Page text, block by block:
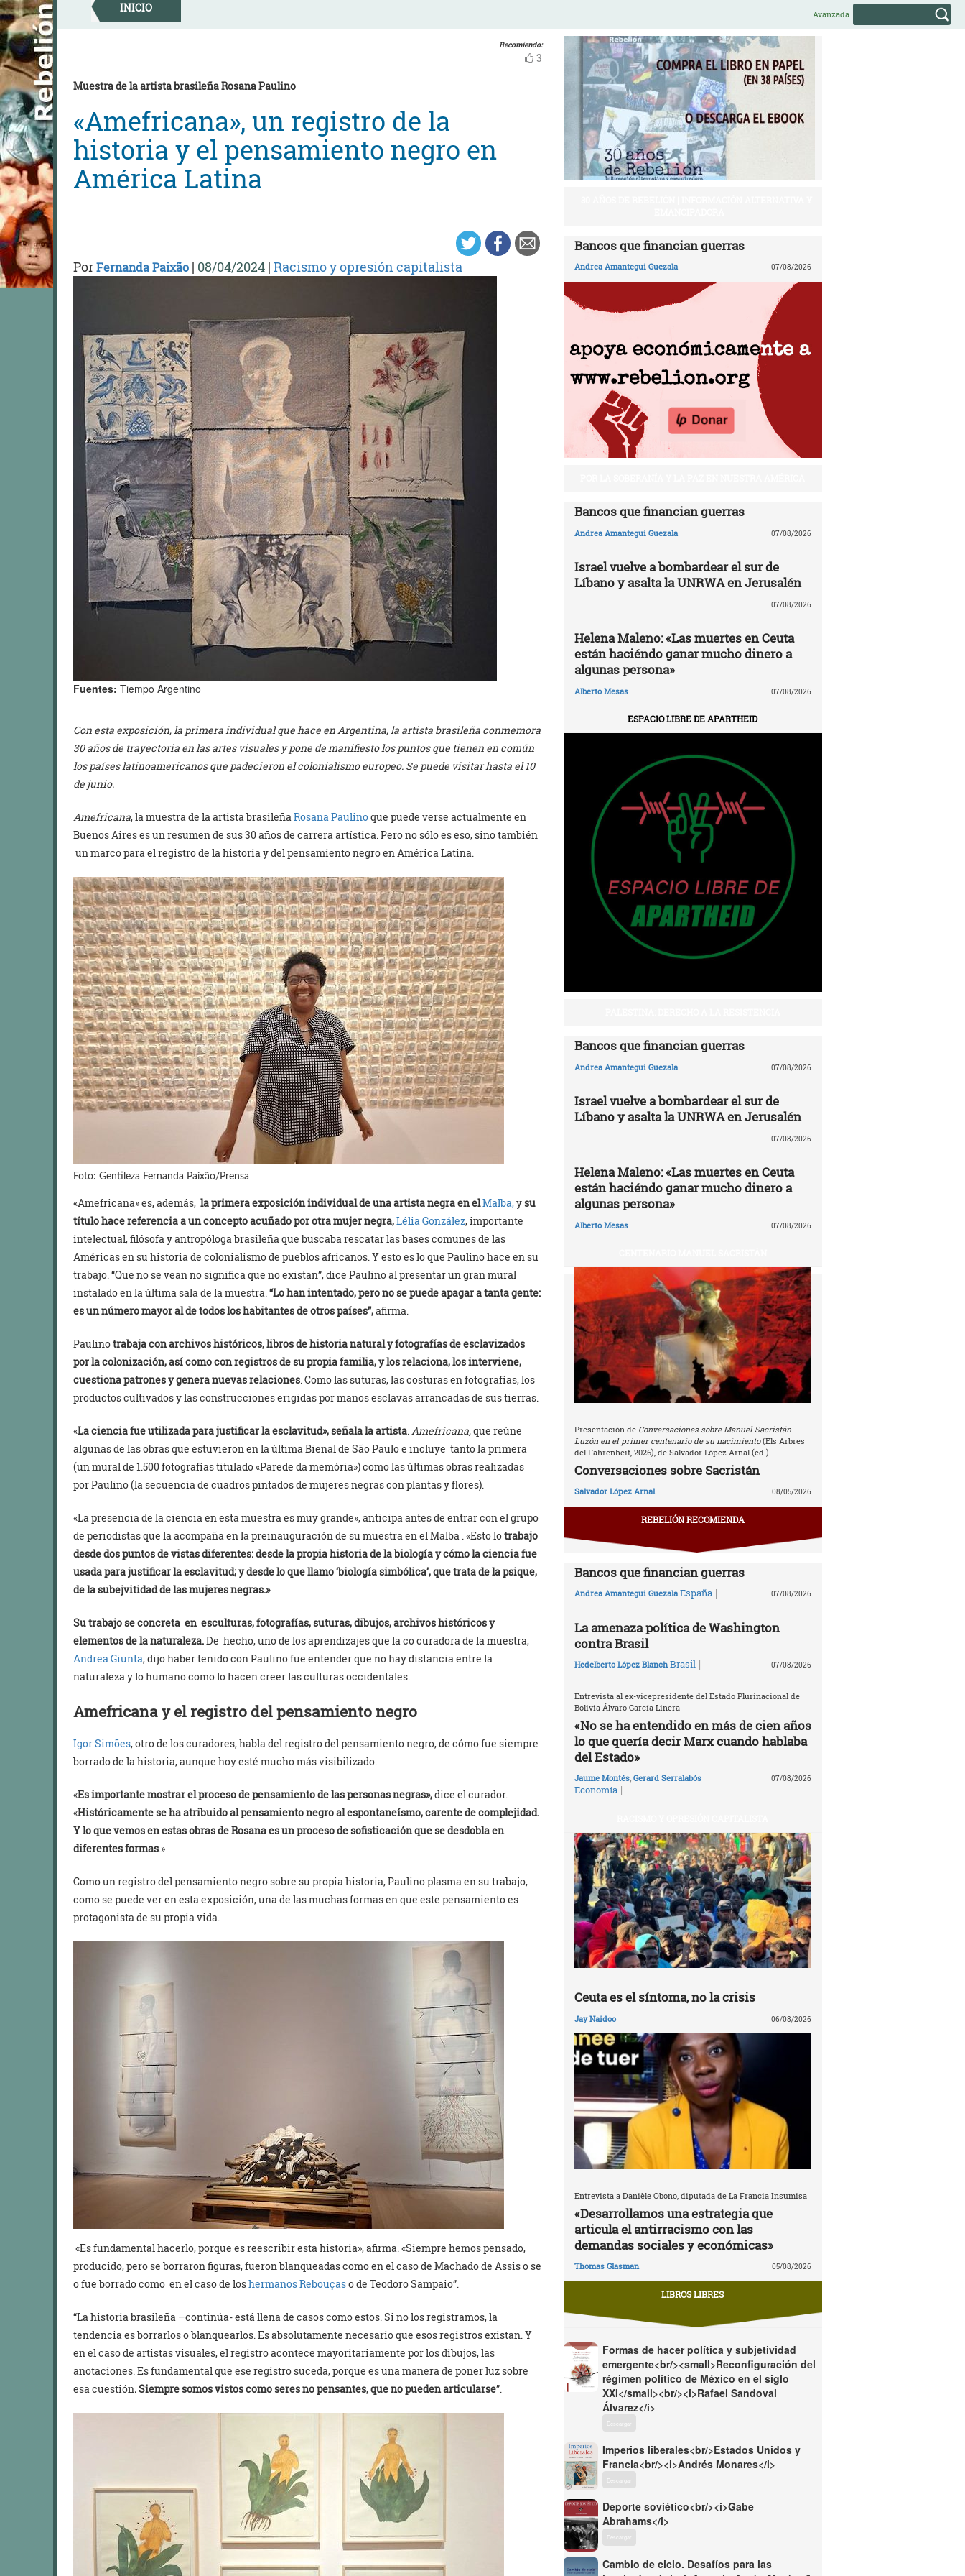
Skip
to
content
INICIO Avanzada
Recomiendo:
3
Muestra de la artista brasileña Rosana Paulino
«Amefricana», un registro de la
historia y el pensamiento negro en
América Latina
PorFernanda Paixão | 08/04/2024 | Racismo y opresión capitalista
Fuentes: Tiempo Argentino
Con esta exposición, la primera individual que hace en Argentina, la artista brasileña conmemora
30 años de trayectoria en las artes visuales y pone de manifiesto los puntos que tienen en común
los países latinoamericanos que padecieron el colonialismo europeo. Se puede visitar hasta el 10
de junio.
Amefricana, la muestra de la artista brasileña Rosana Paulinoque puede verse actualmente en
Buenos Aires es un resumen de sus 30 años de carrera artística. Pero no sólo es eso, sino también
un marco para el registro de la historia y del pensamiento negro en América Latina.
Foto: Gentileza Fernanda Paixão/Prensa
«Amefricana» es, además, la primera exposición individual de una artista negra en elMalba,y su
título hace referencia a un concepto acuñado por otra mujer negra,Lélia González, importante
intelectual, filósofa y antropóloga brasileña que buscaba rescatar las bases comunes de las
Américas en su historia de colonialismo de pueblos africanos. Y esto es lo que Paulino hace en su
trabajo. “Que no se vean no significa que no existan”, dice Paulino al presentar un gran mural
instalado en la última sala de la muestra. “Lo han intentado, pero no se puede apagar a tanta gente:
es un número mayor al de todos los habitantes de otros países”,afirma.
Paulinotrabaja con archivos históricos, libros de historia natural y fotografías de esclavizados
por la colonización, así como con registros de su propia familia, y los relaciona, los interviene,
cuestiona patrones y genera nuevas relaciones . Como las suturas, las costuras en fotografías, los
productos cultivados y las construcciones erigidas por manos esclavas arrancadas de sus tierras.
«La ciencia fue utilizada para justificar la esclavitud», señala la artista Amefricana,que reúne
algunas de las obras que estuvieron en la última Bienal de São Paulo e incluye tanto la primera
(un mural de 1.500 fotografías titulado «Parede da memória») como las últimas obras realizadas
por Paulino (la secuencia de cuadros pintados de mujeres negras con plantas y flores).
«La presencia de la ciencia en esta muestra es muy grande», anticipa antes de entrar con el grupo
de periodistas que la acompaña en la preinauguración de su muestra en el Malba . «Esto lotrabajo
desde dos puntos de vistas diferentes: desde la propia historia de la biología y cómo la ciencia fue
usada para justificar la esclavitud; y desde lo que llamo ‘biología simbólica’, que trata de la psique,
de la subejvitidad de las mujeres negras.»
Su trabajo se concreta en esculturas, fotografías, suturas, dibujos, archivos históricos y
elementos de la naturaleza.De hecho, uno de los aprendizajes que la co curadora de la muestra,
Andrea Giunta, dijo haber tenido con Paulino fue entender que no hay distancia entre la
naturaleza y lo humano como lo hacen creer las culturas occidentales.
Amefricana y el registro del pensamiento negro
Igor Simões, otro de los curadores, habla del registro del pensamiento negro, de cómo fue siempre
borrado de la historia, aunque hoy esté mucho más visibilizado.
«Es importante mostrar el proceso de pensamiento de las personas negras»,dice el curador.
«Históricamente se ha atribuido al pensamiento negro al espontaneísmo, carente de complejidad.
Y lo que vemos en estas obras de Rosana es un proceso de sofisticación que se desdobla en
diferentes formas.»
Como un registro del pensamiento negro sobre su propia historia, Paulino plasma en su trabajo,
como se puede ver en esta exposición, una de las muchas formas en que este pensamiento es
protagonista de su propia vida.
«Es fundamental hacerlo, porque es reescribir esta historia», afirma. «Siempre hemos pensado,
producido, pero se borraron figuras, fueron blanqueadas como en el caso de Machado de Assis o se
o fue borrado como en el caso de loshermanos Rebouçaso de Teodoro Sampaio”.
“La historia brasileña –continúa- está llena de casos como estos. Si no los registramos, la
tendencia es borrarlos o blanquearlos. Es absolutamente necesario que esos registros existan. Y
en el caso de artistas visuales, el registro acontece mayoritariamente por los dibujos, las
anotaciones. Es fundamental que ese registro suceda, porque es una manera de poner luz sobre
esa cuestión. Siempre somos vistos como seres no pensantes, que no pueden articularse”.
Bancos que financian guerras
Andrea Amantegui Guezala 07/08/2026
Bancos que financian guerras
Andrea Amantegui Guezala 07/08/2026
Israel vuelve a bombardear el sur de
Líbano y asalta la UNRWA en Jerusalén
07/08/2026
Helena Maleno: «Las muertes en Ceuta
están haciéndo ganar mucho dinero a
algunas persona»
Alberto Mesas 07/08/2026
ESPACIO LIBRE DE APARTHEID
Bancos que financian guerras
Andrea Amantegui Guezala 07/08/2026
Israel vuelve a bombardear el sur de
Líbano y asalta la UNRWA en Jerusalén
07/08/2026
Helena Maleno: «Las muertes en Ceuta
están haciéndo ganar mucho dinero a
algunas persona»
Alberto Mesas 07/08/2026
Presentación de Conversaciones sobre Manuel Sacristán
Luzón en el primer centenario de su nacimiento(Els Arbres
del Fahrenheit, 2026), de Salvador López Arnal (ed.)
Conversaciones sobre Sacristán
Salvador López Arnal 08/05/2026
REBELIÓN RECOMIENDA
Bancos que financian guerras
Andrea Amantegui Guezala España| 07/08/2026
La amenaza política de Washington
contra Brasil
Hedelberto López Blanch Brasil| 07/08/2026
Entrevista al ex-vicepresidente del Estado Plurinacional de
Bolivia Álvaro García Linera
«No se ha entendido en más de cien años
lo que quería decir Marx cuando hablaba
del Estado»
Jaume Montés, Gerard Serralabós
Economía|
07/08/2026
Ceuta es el síntoma, no la crisis
Jay Naidoo 06/08/2026
Entrevista a Danièle Obono, diputada de La Francia Insumisa
«Desarrollamos una estrategia que
articula el antirracismo con las
demandas sociales y económicas»
Thomas Glasman 05/08/2026
LIBROS LIBRES
Formas de hacer política y subjetividad
emergente<br/><small>Reconfiguración del
régimen político de México en el siglo
XXI</small><br/><i>Rafael Sandoval
Álvarez</i>
Descargar
Imperios liberales<br/>Estados Unidos y
Francia<br/><i>Andrés Monares</i>
Descargar
Deporte soviético<br/><i>Gabe
Abrahams</i>
Descargar
Cambio de ciclo. Desafíos para las